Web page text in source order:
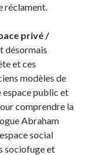
réclament.
privé /
désormais
et ces
modèles de
public et
comprendre la
Abraham
social
sociofuge et